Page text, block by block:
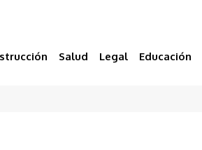
Salud Legal Educación